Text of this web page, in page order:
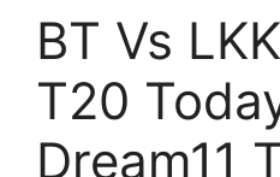
BT Vs
T20
Dream11